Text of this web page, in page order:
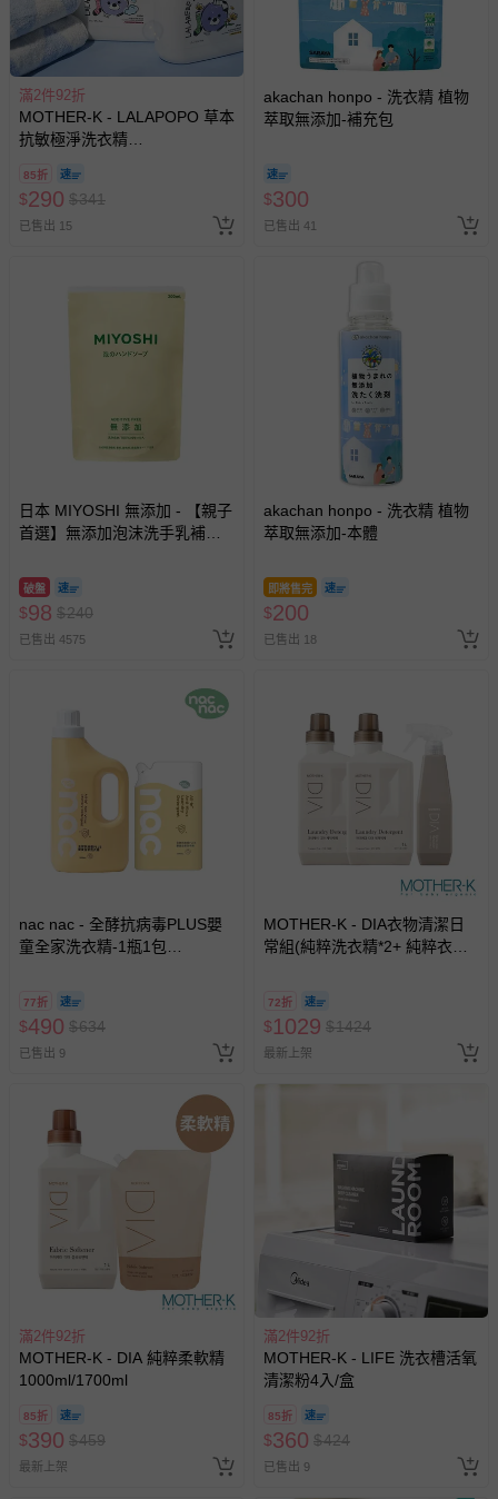
滿2件92折
MOTHER-K - LALAPOPO 草本
抗敏極淨洗衣精
85折
$290 $341
已售出 15
akachan honpo - 洗衣精 植物
萃取無添加-補充包
$300
已售出 41
日本 MIYOSHI 無添加 - 【親子
首選】無添加泡沫洗手乳補充
破盤
$98 $240
已售出 4575
akachan honpo - 洗衣精 植物
萃取無添加-本體
即將售完
$200
已售出 18
nac nac - 全酵抗病毒PLUS嬰
童全家洗衣精-1瓶1包
77折
$490 $634
已售出 9
MOTHER-K - DIA衣物清潔日
常組(純粹洗衣精*2+ 純粹衣物
72折
$1029 $1424
最新上架
滿2件92折
MOTHER-K - DIA 純粹柔軟精
1000ml/1700ml
85折
$390 $459
最新上架
滿2件92折
MOTHER-K - LIFE 洗衣槽活氧
清潔粉4入/盒
85折
$360 $424
已售出 9